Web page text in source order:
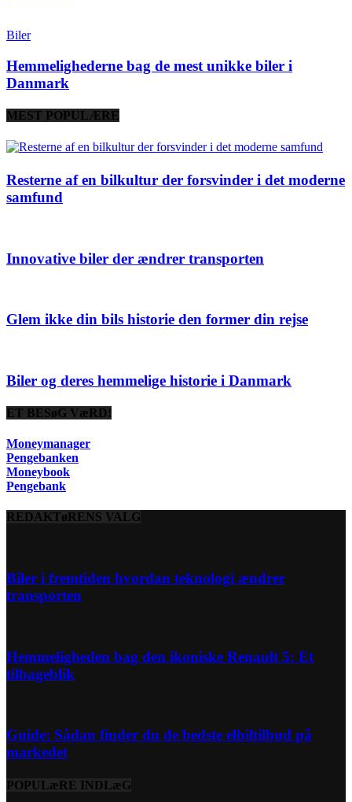
Biler
Hemmelighederne bag de mest unikke biler i
Danmark
MEST POPULÆRE
Resterne af en bilkultur der forsvinder i det moderne
samfund
Innovative biler der ændrer transporten
Glem ikke din bils historie den former din rejse
Biler og deres hemmelige historie i Danmark
ET BESøG VæRD!
Moneymanager
Pengebanken
Moneybook
Pengebank
REDAKTøRENS VALG
Biler i fremtiden hvordan teknologi ændrer
transporten
Hemmeligheden bag den ikoniske Renault 5: Et
tilbageblik
Guide: Sådan finder du de bedste elbiltilbud på
markedet
POPULæRE INDLæG